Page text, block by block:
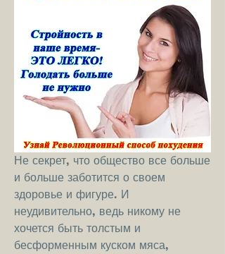
Не секрет, что общество все больше
и больше заботится о своем
здоровье и фигуре. И
неудивительно, ведь никому не
хочется быть толстым и
бесформенным куском мяса,